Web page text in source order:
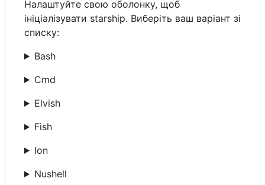
Налаштуйте свою оболонку, щоб
ініціалізувати starship. Виберіть ваш варіант зі
списку:
Bash
Cmd
Elvish
Fish
Ion
Nushell